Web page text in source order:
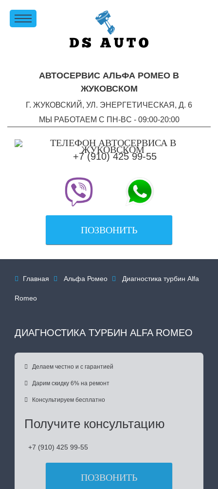
АВТОСЕРВИС АЛЬФА РОМЕО В
ЖУКОВСКОМ
Г. ЖУКОВСКИЙ, УЛ. ЭНЕРГЕТИЧЕСКАЯ, Д. 6
МЫ РАБОТАЕМ С ПН-ВC - 09:00-20:00
+7 (910) 425 99-55
ПОЗВОНИТЬ
 Главная  Альфа Ромео  Диагностика турбин Alfa
Romeo
ДИАГНОСТИКА ТУРБИН ALFA ROMEO
 Делаем честно и с гарантией
 Дарим скидку 6% на ремонт
 Консультируем бесплатно
Получите консультацию
+7 (910) 425 99-55
ПОЗВОНИТЬ